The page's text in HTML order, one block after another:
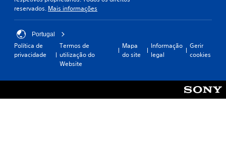
reservados. Mais informações
Portugal
Política de
privacidade
Termos de
utilização do
Website
Mapa
do site
Informação
legal
Gerir
cookies